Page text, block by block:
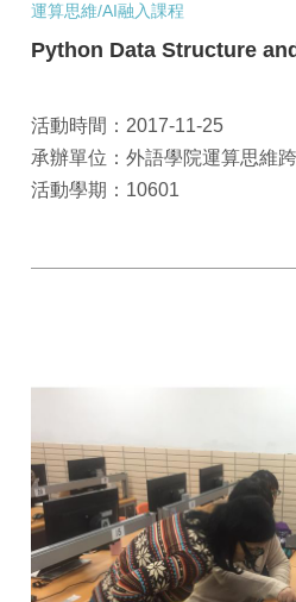
運算思維/AI融入課程
Python Data Structure
活動時間：2017-11-25
承辦單位：外語學院運算思維
活動學期：10601